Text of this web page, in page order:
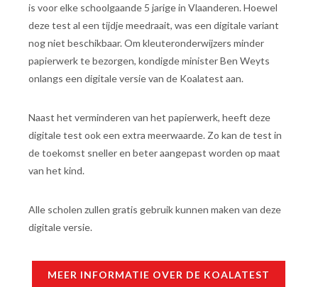
is voor elke schoolgaande 5 jarige in Vlaanderen. Hoewel
deze test al een tijdje meedraait, was een digitale variant
nog niet beschikbaar. Om kleuteronderwijzers minder
papierwerk te bezorgen, kondigde minister Ben Weyts
onlangs een digitale versie van de Koalatest aan.
Naast het verminderen van het papierwerk, heeft deze
digitale test ook een extra meerwaarde. Zo kan de test in
de toekomst sneller en beter aangepast worden op maat
van het kind.
Alle scholen zullen gratis gebruik kunnen maken van deze
digitale versie.
MEER INFORMATIE OVER DE KOALATEST